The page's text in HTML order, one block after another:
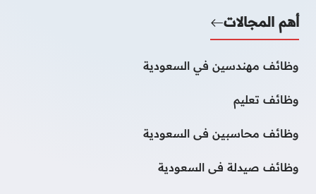
أهم المجالات
وظائف مهندسين في السعودية
وظائف تعليم
وظائف محاسبين فى السعودية
وظائف صيدلة فى السعودية